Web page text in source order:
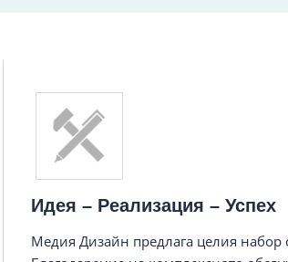
Идея – Реализация – Успех
Медия Дизайн предлага целия набор